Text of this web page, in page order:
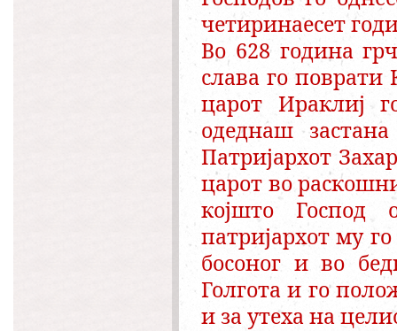
четиринаесет
Во 628 година
слава го поврати
царот Ираклиј
одеднаш
Патријархот
царот во
којшто
патријархот му
босоног и во
Голгота и го
и за утеха на